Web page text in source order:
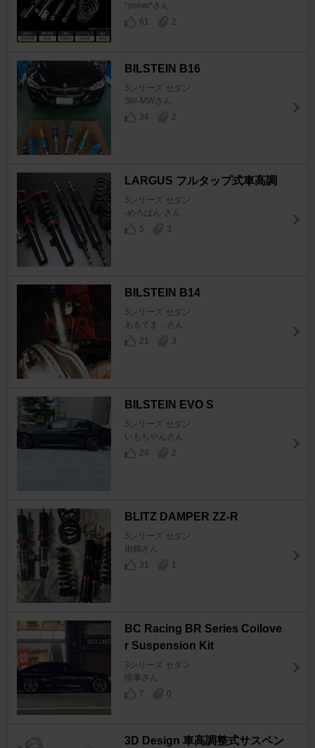
*yohei*さん
61
2
BILSTEIN B16
3シリーズ セダン
Shi-MWさん
34
2
LARGUS フルタップ式車高調
3シリーズ セダン
-めろぱん-さん
5
3
BILSTEIN B14
3シリーズ セダン
あるてま．さん
21
3
BILSTEIN EVO S
3シリーズ セダン
いもちやんさん
24
2
BLITZ DAMPER ZZ-R
3シリーズ セダン
由鶴さん
31
1
BC Racing BR Series Coilove
r Suspension Kit
3シリーズ セダン
情事さん
7
0
3D Design 車高調整式サスペン